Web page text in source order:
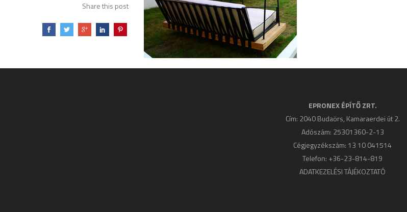
Share this post
EPRONEX ÉPÍTŐ ZRT.
Cím: 2040 Budaörs, Kamaraerdei út 2.
Adószám: 25301360-2-13
Cégjegyzékszám: 13 10 041514
Telefon: +36-23-814-819
ADATKEZELÉSI TÁJÉKOZTATÓ